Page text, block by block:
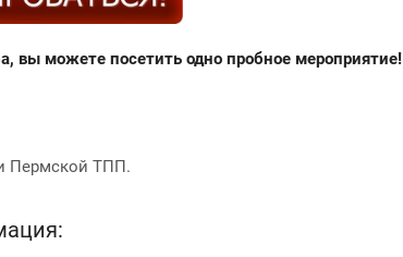
вы можете посетить одно пробное мероприятие!
Пермской ТПП.